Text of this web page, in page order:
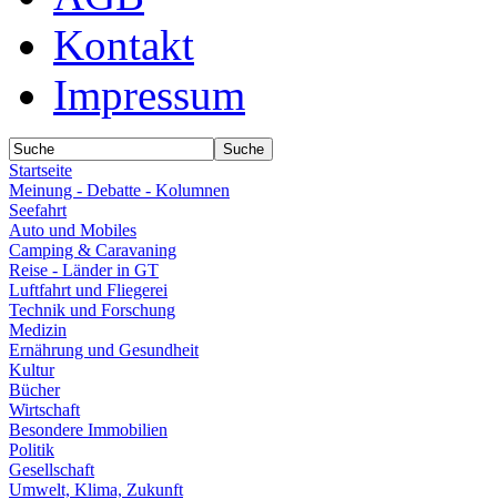
Kontakt
Impressum
Startseite
Meinung - Debatte - Kolumnen
Seefahrt
Auto und Mobiles
Camping & Caravaning
Reise - Länder in GT
Luftfahrt und Fliegerei
Technik und Forschung
Medizin
Ernährung und Gesundheit
Kultur
Bücher
Wirtschaft
Besondere Immobilien
Politik
Gesellschaft
Umwelt, Klima, Zukunft